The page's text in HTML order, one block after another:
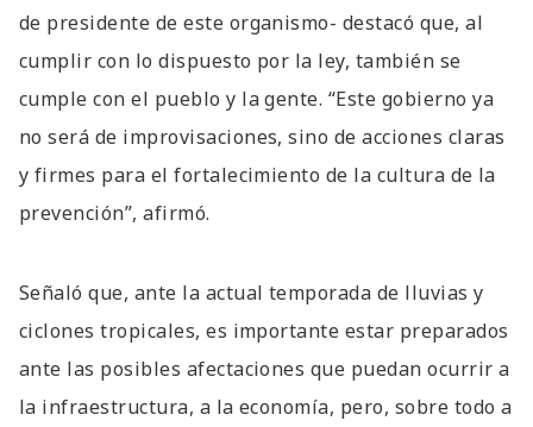
de presidente de este organismo- destacó que, al
cumplir con lo dispuesto por la ley, también se
cumple con el pueblo y la gente. “Este gobierno ya
no será de improvisaciones, sino de acciones claras
y firmes para el fortalecimiento de la cultura de la
prevención”, afirmó.
Señaló que, ante la actual temporada de lluvias y
ciclones tropicales, es importante estar preparados
ante las posibles afectaciones que puedan ocurrir a
la infraestructura, a la economía, pero, sobre todo a